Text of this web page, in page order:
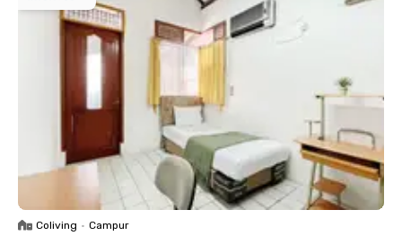
Coliving • Campur